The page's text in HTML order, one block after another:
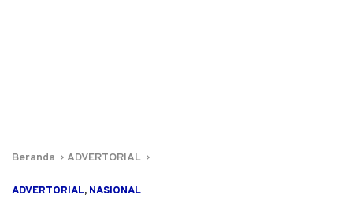
Beranda ADVERTORIAL
ADVERTORIAL, NASIONAL